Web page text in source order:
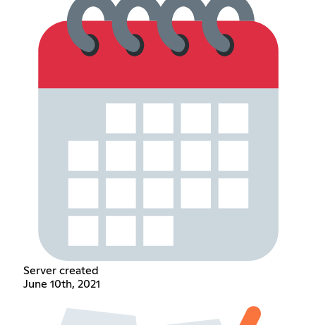
Server created
June 10th, 2021